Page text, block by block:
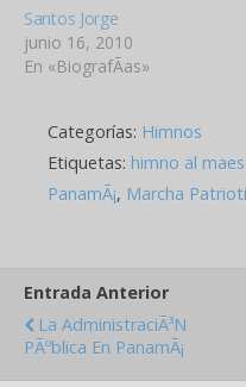
Santos Jorge
junio 16, 2010
En «BiografÃ­as»
Categorías: Himnos
Etiquetas: himno al
PanamÃ¡, Marcha
Entrada Anterior
La AdministraciÃ³n
PÃºblica En PanamÃ¡